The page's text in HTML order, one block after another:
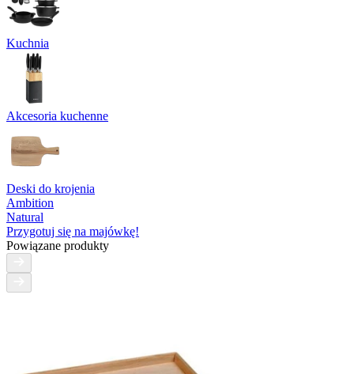
Kuchnia
Akcesoria kuchenne
Deski do krojenia
Ambition
Natural
Przygotuj się na majówkę!
Powiązane produkty